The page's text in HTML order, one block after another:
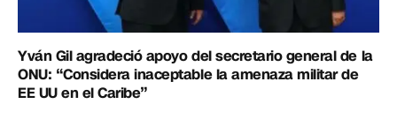
Yván Gil agradeció apoyo del secretario general de la
ONU: “Considera inaceptable la amenaza militar de
EE UU en el Caribe”